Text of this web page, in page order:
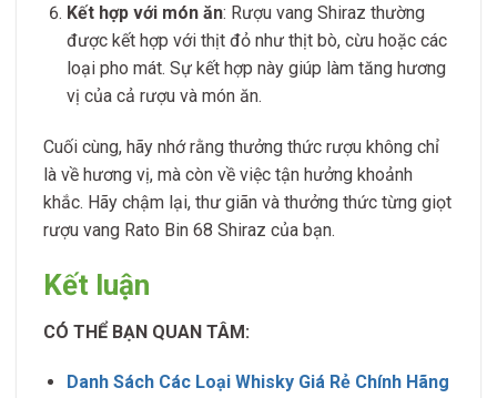
Kết hợp với món ăn: Rượu vang Shiraz thường
được kết hợp với thịt đỏ như thịt bò, cừu hoặc các
loại pho mát. Sự kết hợp này giúp làm tăng hương
vị của cả rượu và món ăn.
Cuối cùng, hãy nhớ rằng thưởng thức rượu không chỉ
là về hương vị, mà còn về việc tận hưởng khoảnh
khắc. Hãy chậm lại, thư giãn và thưởng thức từng giọt
rượu vang Rato Bin 68 Shiraz của bạn.
Kết luận
CÓ THỂ BẠN QUAN TÂM:
Danh Sách Các Loại Whisky Giá Rẻ Chính Hãng